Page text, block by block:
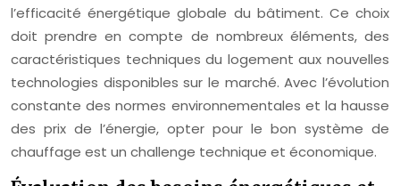
l’efficacité énergétique globale du bâtiment. Ce choix
doit prendre en compte de nombreux éléments, des
caractéristiques techniques du logement aux nouvelles
technologies disponibles sur le marché. Avec l’évolution
constante des normes environnementales et la hausse
des prix de l’énergie, opter pour le bon système de
chauffage est un challenge technique et économique.